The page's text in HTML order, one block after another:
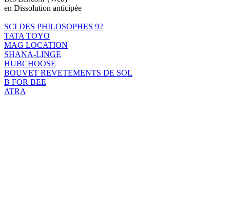
en Dissolution anticipée
SCI DES PHILOSOPHES 92
TATA TOYO
MAG LOCATION
SHANA-LINGE
HUBCHOOSE
BOUVET REVETEMENTS DE SOL
B FOR BEE
ATRA